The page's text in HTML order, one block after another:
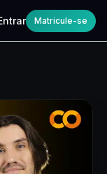
Matricule-se